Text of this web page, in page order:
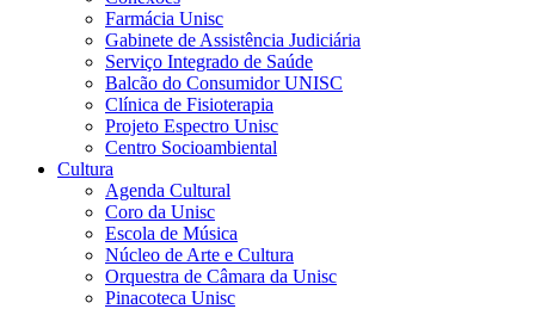
Farmácia Unisc
Gabinete de Assistência Judiciária
Serviço Integrado de Saúde
Balcão do Consumidor UNISC
Clínica de Fisioterapia
Projeto Espectro Unisc
Centro Socioambiental
Cultura
Agenda Cultural
Coro da Unisc
Escola de Música
Núcleo de Arte e Cultura
Orquestra de Câmara da Unisc
Pinacoteca Unisc